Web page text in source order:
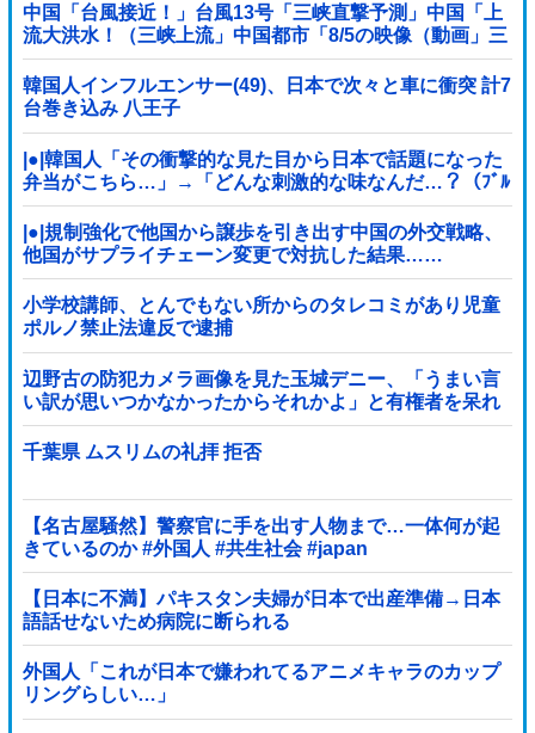
中国「台風接近！」台風13号「三峡直撃予測」中国「上
流大洪水！（三峡上流」中国都市「8/5の映像（動画」三
峡ダム「緊急放流（決壊危機」中国「下流大水害（震え
声」→
韓国人インフルエンサー(49)、日本で次々と車に衝突 計7
台巻き込み 八王子
|●|韓国人「その衝撃的な見た目から日本で話題になった
弁当がこちら…」→「どんな刺激的な味なんだ…？（ﾌﾞﾙ
ﾌﾞﾙ」＝韓国の反応
|●|規制強化で他国から譲歩を引き出す中国の外交戦略、
他国がサプライチェーン変更で対抗した結果……
小学校講師、とんでもない所からのタレコミがあり児童
ポルノ禁止法違反で逮捕
辺野古の防犯カメラ画像を見た玉城デニー、「うまい言
い訳が思いつかなかったからそれかよ」と有権者を呆れ
させるコメントを……
千葉県 ムスリムの礼拝 拒否
【名古屋騒然】警察官に手を出す人物まで…一体何が起
きているのか #外国人 #共生社会 #japan
【日本に不満】パキスタン夫婦が日本で出産準備→日本
語話せないため病院に断られる
外国人「これが日本で嫌われてるアニメキャラのカップ
リングらしい…」